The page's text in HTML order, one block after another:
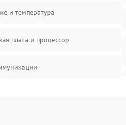
и температура
плата и процессор